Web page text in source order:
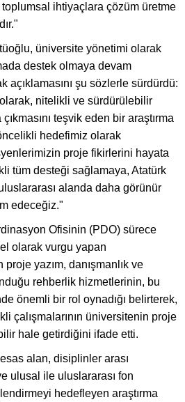
toplumsal ihtiyaçlara çözüm üretme
üniversite yönetimi olarak
destek olmaya devam
açıklamasını şu sözlerle sürdürdü:
nitelikli ve sürdürülebilir
teşvik eden bir araştırma
hedefimiz olarak
proje fikirlerini hayata
tüm desteği sağlamaya, Atatürk
alanda daha görünür
edeceğiz."
Ofisinin (PDO) sürece
olarak vurgu yapan
proje yazım, danışmanlık ve
rehberlik hizmetlerinin, bu
önemli bir rol oynadığı belirterek,
çalışmalarının üniversitenin proje
hale getirdiğini ifade etti.
alan, disiplinler arası
ulusal ile uluslararası fon
hedefleyen araştırma